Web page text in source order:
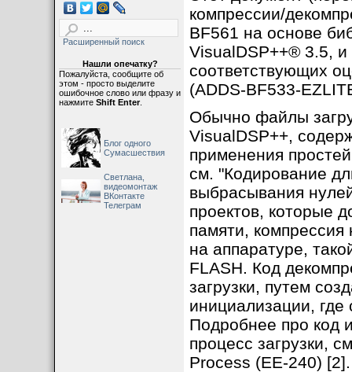
Расширенный поиск
Нашли опечатку?
Пожалуйста, сообщите об
этом - просто выделите
ошибочное слово или фразу и
нажмите Shift Enter.
Блог одного
Сумасшествия
Светлана,
видеомонтаж
ВКонтакте
Телеграм
компрессии/
BF561 на основе
VisualDSP++® 3.5,
соответствующих
(ADDS-BF533-
Обычно файлы
VisualDSP++,
применения
см. "Кодирование
выбрасывания
проектов, которые
памяти, компрессия
на аппаратуре,
FLASH. Код
загрузки, путем
инициализации, где
Подробнее про код
процесс загрузки,
Process (EE-240) [2].